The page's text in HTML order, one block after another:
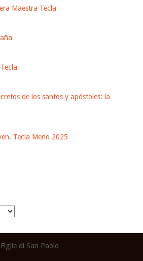
Maestra Tecla
de los santos y apóstoles: la
Tecla Merlo 2025
Figlie di San Paolo